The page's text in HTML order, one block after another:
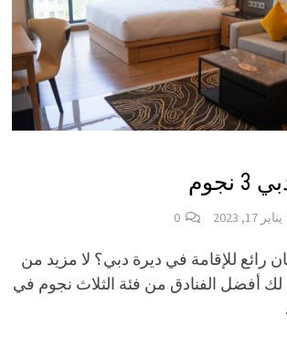
يناير 17, 2023 0
للإقامة في ديرة دبي؟ لا مزيد من
لك أفضل الفنادق من فئة الثلاث نجوم في